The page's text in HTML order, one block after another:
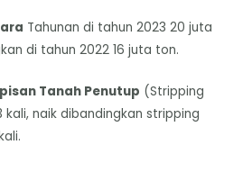
Tahunan di tahun 2023 20 juta
di tahun 2022 16 juta ton.
Tanah Penutup (Stripping
naik dibandingkan stripping